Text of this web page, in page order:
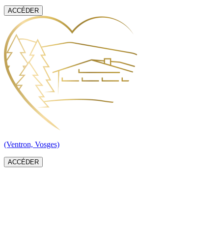
ACCÉDER
(Ventron, Vosges)
ACCÉDER